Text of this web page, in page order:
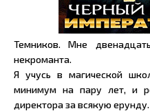
Темников. Мне
некроманта.
Я учусь в магической
минимум на пару лет, и
директора за всякую ерунду.